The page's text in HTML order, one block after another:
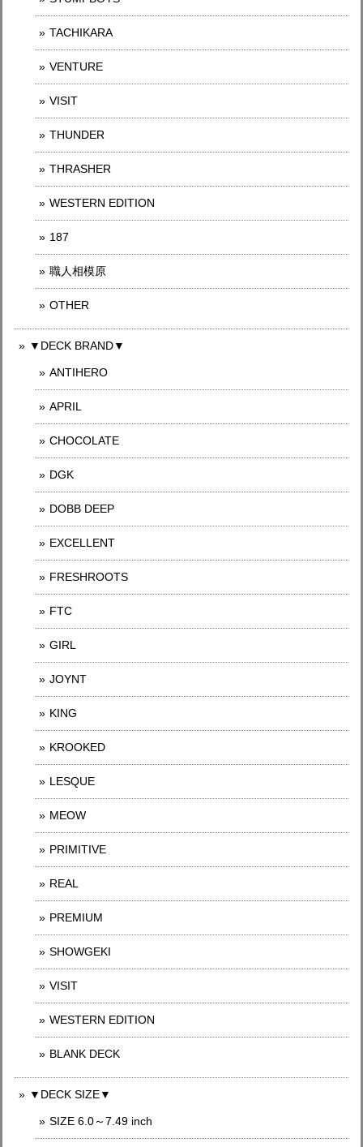
TACHIKARA
VENTURE
VISIT
THUNDER
THRASHER
WESTERN EDITION
187
職人相模原
OTHER
▼DECK BRAND▼
ANTIHERO
APRIL
CHOCOLATE
DGK
DOBB DEEP
EXCELLENT
FRESHROOTS
FTC
GIRL
JOYNT
KING
KROOKED
LESQUE
MEOW
PRIMITIVE
REAL
PREMIUM
SHOWGEKI
VISIT
WESTERN EDITION
BLANK DECK
▼DECK SIZE▼
SIZE 6.0～7.49 inch